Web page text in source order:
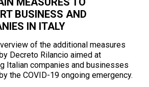
BUSINESS AND
IN ITALY
of the additional measures
Decreto Rilancio aimed at
Italian companies and businesses
the COVID-19 ongoing emergency.